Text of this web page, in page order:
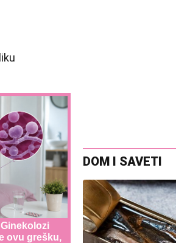
ovu grešku,
DOM I SAVETI